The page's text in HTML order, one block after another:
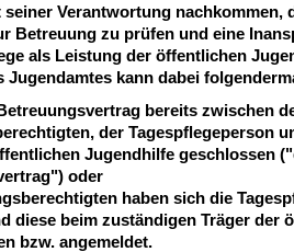
Verantwortung nachkommen,
Betreuung zu prüfen und eine
als Leistung der öffentlichen
Jugendamtes kann dabei
bereits zwischen
der Tagespflegeperson
Jugendhilfe geschlossen (
") oder
haben sich die
diese beim zuständigen Träger der
bzw. angemeldet.